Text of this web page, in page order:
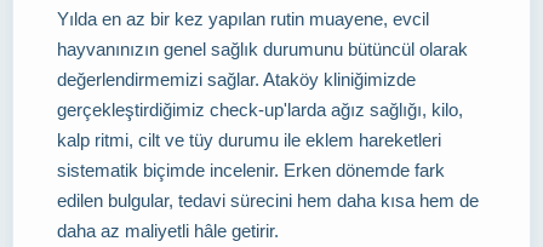
Yılda en az bir kez yapılan rutin muayene, evcil
hayvanınızın genel sağlık durumunu bütüncül olarak
değerlendirmemizi sağlar. Ataköy kliniğimizde
gerçekleştirdiğimiz check-up'larda ağız sağlığı, kilo,
kalp ritmi, cilt ve tüy durumu ile eklem hareketleri
sistematik biçimde incelenir. Erken dönemde fark
edilen bulgular, tedavi sürecini hem daha kısa hem de
daha az maliyetli hâle getirir.